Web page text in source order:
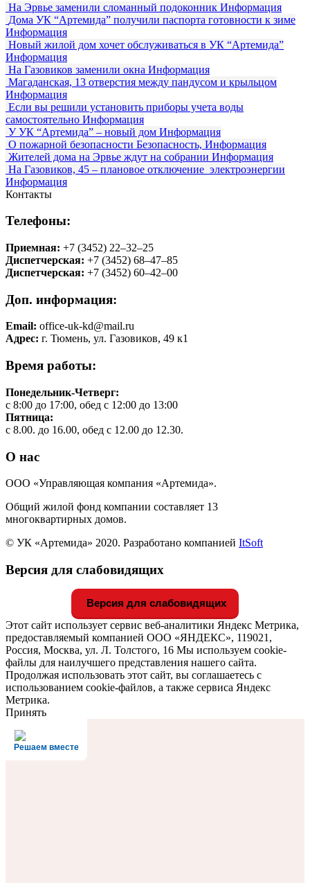
На Эрвье заменили сломанный подоконник Информация
Дома УК “Артемида” получили паспорта готовности к зиме
Информация
Новый жилой дом хочет обслуживаться в УК “Артемида”
Информация
На Газовиков заменили окна Информация
Магаданская, 13 отверстия между пандусом и крыльцом
Информация
Если вы решили установить приборы учета воды
самостоятельно Информация
У УК “Артемида” – новый дом Информация
О пожарной безопасности Безопасность, Информация
Жителей дома на Эрвье ждут на собрании Информация
На Газовиков, 45 – плановое отключение электроэнергии
Информация
Контакты
Телефоны:
Приемная: +7 (3452) 22‒32‒25
Диспетчерская: +7 (3452) 68‒47‒85
Диспетчерская: +7 (3452) 60‒42‒00
Доп. информация:
Email: office-uk-kd@mail.ru
Адрес: г. Тюмень, ул. Газовиков, 49 к1
Время работы:
Понедельник-Четверг:
с 8:00 до 17:00, обед с 12:00 до 13:00
Пятница:
с 8.00. до 16.00, обед с 12.00 до 12.30.
О нас
ООО «Управляющая компания «Артемида».
Общий жилой фонд компании составляет 13
многоквартирных домов.
© УК «Артемида» 2020. Разработано компанией ItSoft
Версия для слабовидящих
Версия для слабовидящих
Этот сайт использует сервис веб-аналитики Яндекс Метрика,
предоставляемый компанией ООО «ЯНДЕКС», 119021,
Россия, Москва, ул. Л. Толстого, 16 Мы используем cookie-
файлы для наилучшего представления нашего сайта.
Продолжая использовать этот сайт, вы соглашаетесь с
использованием cookie-файлов, а также сервиса Яндекс
Метрика.
Принять
Решаем вместе